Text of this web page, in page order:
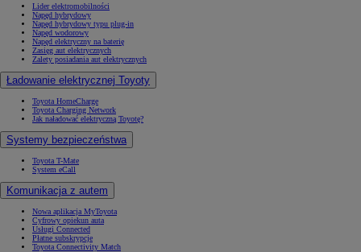
Lider elektromobilności
Napęd hybrydowy
Napęd hybrydowy typu plug-in
Napęd wodorowy
Napęd elektryczny na baterię
Zasięg aut elektrycznych
Zalety posiadania aut elektrycznych
Ładowanie elektrycznej Toyoty
Toyota HomeCharge
Toyota Charging Network
Jak naładować elektryczną Toyotę?
Systemy bezpieczeństwa
Toyota T-Mate
System eCall
Komunikacja z autem
Nowa aplikacja MyToyota
Cyfrowy opiekun auta
Usługi Connected
Płatne subskrypcje
Toyota Connectivity Match